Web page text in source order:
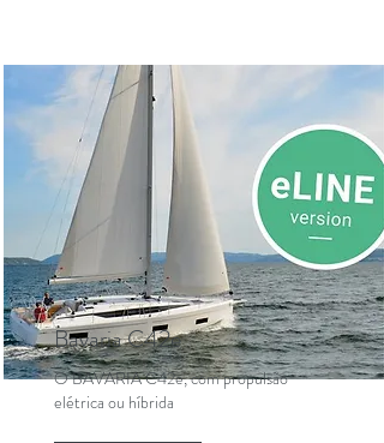
Bavaria C42e
O BAVARIA C42e, com propulsão
elétrica ou híbrida